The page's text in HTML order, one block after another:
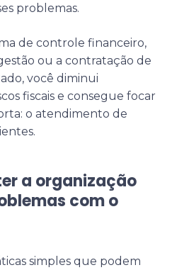
problemas.
de controle financeiro,
ou a contratação de
você diminui
fiscais e consegue focar
o atendimento de
a organização
com o
simples que podem